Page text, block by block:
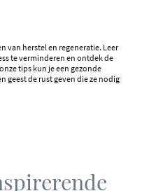
van herstel en regeneratie. Leer
te verminderen en ontdek de
tips kun je een gezonde
geest de rust geven die ze nodig